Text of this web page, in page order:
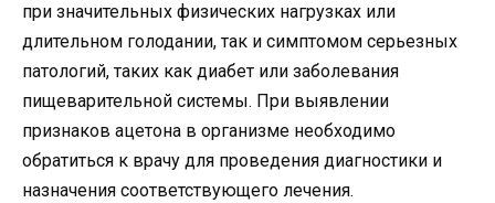
при значительных физических нагрузках или
длительном голодании, так и симптомом серьезных
патологий, таких как диабет или заболевания
пищеварительной системы. При выявлении
признаков ацетона в организме необходимо
обратиться к врачу для проведения диагностики и
назначения соответствующего лечения.